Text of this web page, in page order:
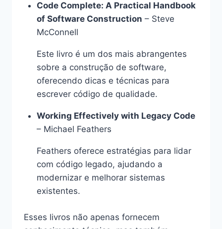
Code Complete: A Practical Handbook
of Software Construction – Steve
McConnell
Este livro é um dos mais abrangentes
sobre a construção de software,
oferecendo dicas e técnicas para
escrever código de qualidade.
Working Effectively with Legacy Code
– Michael Feathers
Feathers oferece estratégias para lidar
com código legado, ajudando a
modernizar e melhorar sistemas
existentes.
Esses livros não apenas fornecem